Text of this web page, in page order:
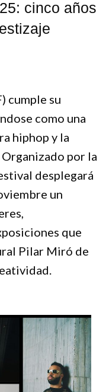
cinco años
cumple su
como una
hiphop y la
por la
desplegará
un
que
Pilar Miró de